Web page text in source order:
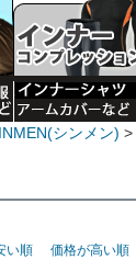
シンメン)
い順 価格が高い順